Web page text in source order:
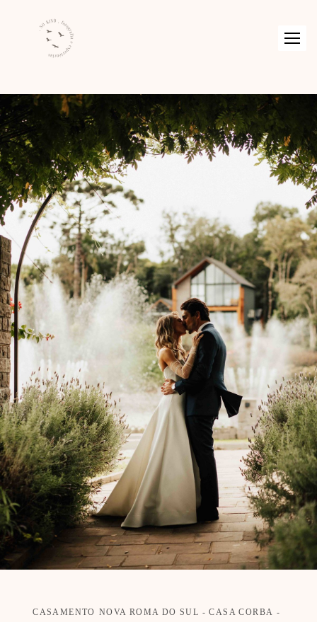
CASAMENTO NOVA ROMA DO SUL - CASA CORBA